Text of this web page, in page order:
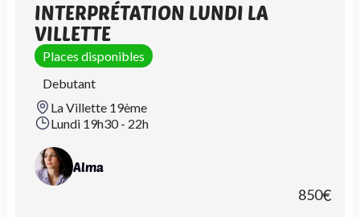
INTERPRÉTATION LUNDI LA
VILLETTE
Places disponibles
Debutant
La Villette 19ème
Lundi 19h30 - 22h
Alma
850€